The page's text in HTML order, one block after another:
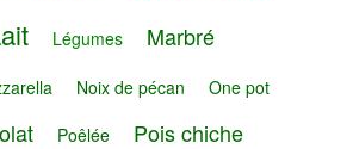
Légumes
Marbré
Noix de pécan One pot
Poêlée
Pois chiche